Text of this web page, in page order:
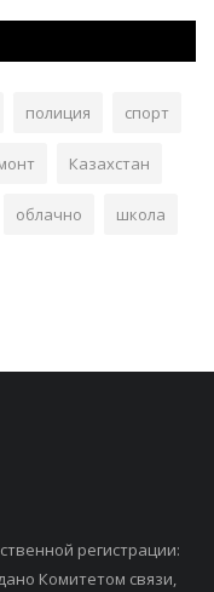
полиция спорт
Казахстан
облачно школа
регистрации:
Комитетом связи,